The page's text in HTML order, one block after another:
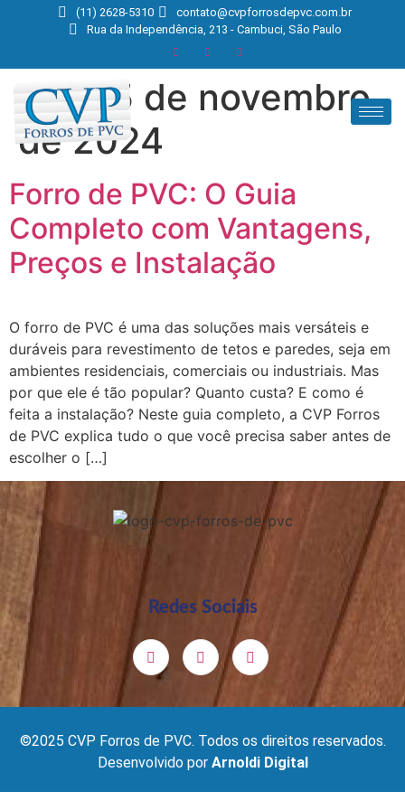
(11) 2628-5310
contato@cvpforrosdepvc.com.br
Rua da Independência, 213 - Cambuci, São Paulo
Dia:15 de novembro
de 2024
Forro de PVC: O Guia
Completo com Vantagens,
Preços e Instalação
O forro de PVC é uma das soluções mais versáteis e
duráveis para revestimento de tetos e paredes, seja em
ambientes residenciais, comerciais ou industriais. Mas
por que ele é tão popular? Quanto custa? E como é
feita a instalação? Neste guia completo, a CVP Forros
de PVC explica tudo o que você precisa saber antes de
escolher o […]
Redes Sociais
©2025 CVP Forros de PVC. Todos os direitos reservados.
Desenvolvido por Arnoldi Digital